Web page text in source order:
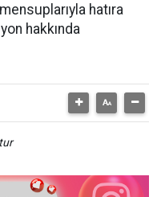
hatıra
hakkında